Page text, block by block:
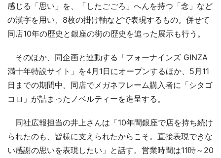
感じる「思い」を、「したごごろ」へんを持つ「念」など
の漢字を用い、8枚の掛け軸などで表現するもの。併せて
同店10年の歴史と銀座の街の歴史を追った展示も行う。
そのほか、同企画と連動する「フォーナインズ GINZA
満十年特設サイト」を4月1日にオープンするほか、5月11
日までの期間中、同店でメガネフレーム購入者に「シタゴ
コロ」が詰まったノベルティーを進呈する。
同社広報担当の井上さんは「10年間銀座で店を持ち続け
られたのも、皆様に支えられたからこそ。直接表現できな
い感謝の思いを表現したい」と話す。営業時間は11時～20